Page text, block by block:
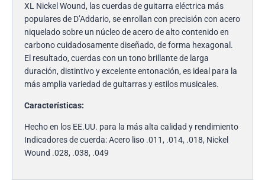
XL Nickel Wound, las cuerdas de guitarra eléctrica más
populares de D’Addario, se enrollan con precisión con acero
niquelado sobre un núcleo de acero de alto contenido en
carbono cuidadosamente diseñado, de forma hexagonal.
El resultado, cuerdas con un tono brillante de larga
duración, distintivo y excelente entonación, es ideal para la
más amplia variedad de guitarras y estilos musicales.
Características:
Hecho en los EE.UU. para la más alta calidad y rendimiento
Indicadores de cuerda: Acero liso .011, .014, .018, Nickel
Wound .028, .038, .049